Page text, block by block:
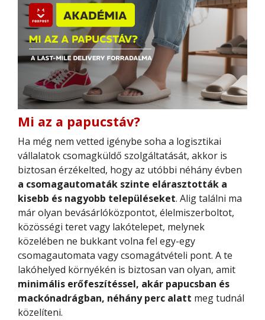
Mi az a papucstáv?
Ha még nem vetted igénybe soha a logisztikai
vállalatok csomagküldő szolgáltatását, akkor is
biztosan érzékelted, hogy az utóbbi néhány évben
a csomagautomaták szinte elárasztották a
kisebb és nagyobb településeket. Alig találni ma
már olyan bevásárlóközpontot, élelmiszerboltot,
közösségi teret vagy lakótelepet, melynek
közelében ne bukkant volna fel egy-egy
csomagautomata vagy csomagátvételi pont. A te
lakóhelyed környékén is biztosan van olyan, amit
minimális erőfeszítéssel, akár papucsban és
mackónadrágban, néhány perc alatt meg tudnál
közelíteni.